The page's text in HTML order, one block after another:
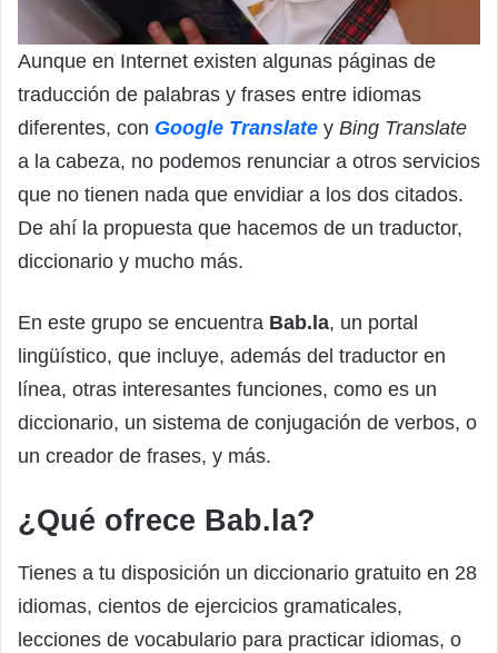
Aunque en Internet existen algunas páginas de
traducción de palabras y frases entre idiomas
diferentes, con Google Translate y Bing Translate
a la cabeza, no podemos renunciar a otros servicios
que no tienen nada que envidiar a los dos citados.
De ahí la propuesta que hacemos de un traductor,
diccionario y mucho más.
En este grupo se encuentra Bab.la, un portal
lingüístico, que incluye, además del traductor en
línea, otras interesantes funciones, como es un
diccionario, un sistema de conjugación de verbos, o
un creador de frases, y más.
¿Qué ofrece Bab.la?
Tienes a tu disposición un diccionario gratuito en 28
idiomas, cientos de ejercicios gramaticales,
lecciones de vocabulario para practicar idiomas, o